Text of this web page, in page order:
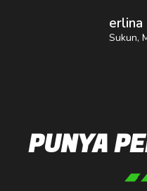
erlina
Sukun,
PUNYA